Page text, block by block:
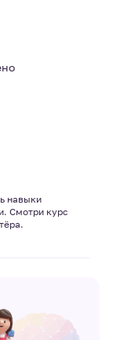
навыки
Смотри курс